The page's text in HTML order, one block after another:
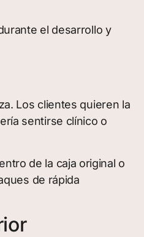
el desarrollo y
Los clientes quieren la
sentirse clínico o
de la caja original o
de rápida